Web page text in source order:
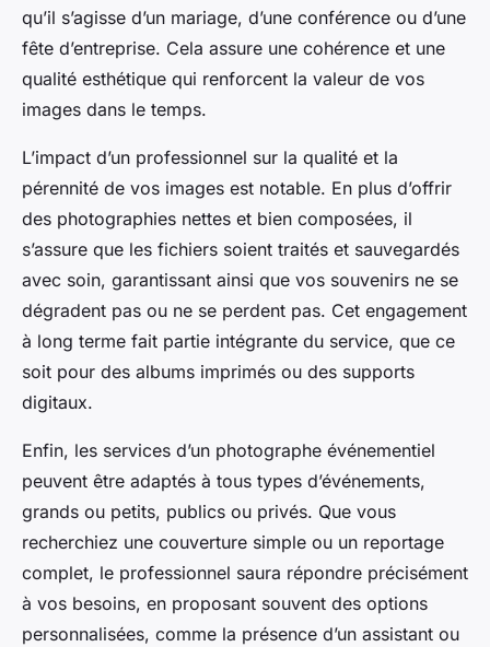
qu’il s’agisse d’un mariage, d’une conférence ou d’une
fête d’entreprise. Cela assure une cohérence et une
qualité esthétique qui renforcent la valeur de vos
images dans le temps.
L’impact d’un professionnel sur la qualité et la
pérennité de vos images est notable. En plus d’offrir
des photographies nettes et bien composées, il
s’assure que les fichiers soient traités et sauvegardés
avec soin, garantissant ainsi que vos souvenirs ne se
dégradent pas ou ne se perdent pas. Cet engagement
à long terme fait partie intégrante du service, que ce
soit pour des albums imprimés ou des supports
digitaux.
Enfin, les services d’un photographe événementiel
peuvent être adaptés à tous types d’événements,
grands ou petits, publics ou privés. Que vous
recherchiez une couverture simple ou un reportage
complet, le professionnel saura répondre précisément
à vos besoins, en proposant souvent des options
personnalisées, comme la présence d’un assistant ou